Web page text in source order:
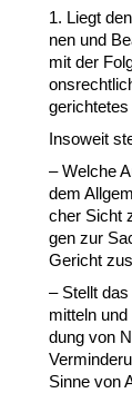
1. Liegt
nen und
mit der
In­so­weit
– Wel­che
dem
cher Sicht
gen zur
Ge­richt
– Stellt
mit­teln
dung von
Sin­ne von